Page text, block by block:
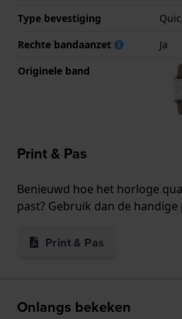
Type bevestiging
Rechte bandaanzet
Ja
Originele band
Print & Pas
Benieuwd hoe het horloge
past? Gebruik dan de
Print & Pas
Onlangs bekeken